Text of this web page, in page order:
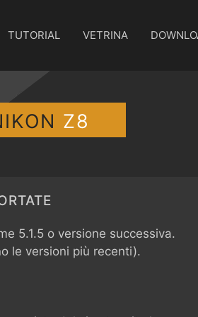
TUTORIAL VETRINA
Z8
5.1.5 o versione successiva.
le versioni più recenti).